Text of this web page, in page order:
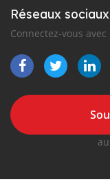
Réseaux
Connectez-vous